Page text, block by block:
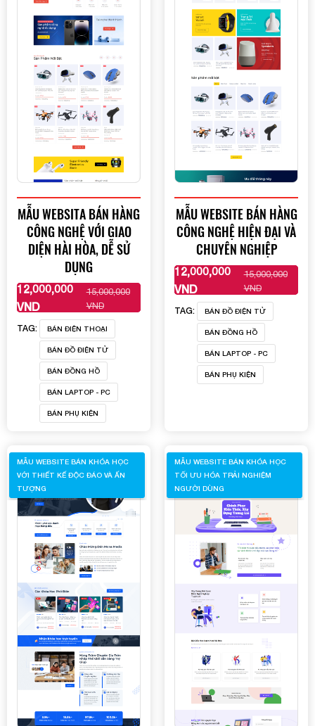
MẪU WEBSITA BÁN HÀNG
CÔNG NGHỆ VỚI GIAO
DIỆN HÀI HÒA, DỄ SỬ
DỤNG
12,000,000
VND
15,000,000
VND
XEM THÊM
TAG: BÁN ĐIỆN THOẠI
BÁN ĐỒ ĐIỆN TỬ
BÁN ĐỒNG HỒ
BÁN LAPTOP - PC
BÁN PHỤ KIỆN
MẪU WEBSITE BÁN HÀNG
CÔNG NGHỆ HIỆN ĐẠI VÀ
CHUYÊN NGHIỆP
12,000,000
VND
15,000,000
VND
XEM THÊM
TAG: BÁN ĐỒ ĐIỆN TỬ
BÁN ĐỒNG HỒ
BÁN LAPTOP - PC
BÁN PHỤ KIỆN
MẪU WEBSITE BÁN KHÓA HỌC
VỚI THIẾT KẾ ĐỘC ĐÁO VÀ ẤN
TƯỢNG
MẪU WEBSITE BÁN KHÓA HỌC
TỐI ƯU HÓA TRẢI NGHIỆM
NGƯỜI DÙNG